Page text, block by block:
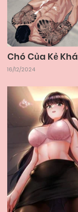
Chapter 1 04/06/
Chó Của Kẻ
16/12/2024